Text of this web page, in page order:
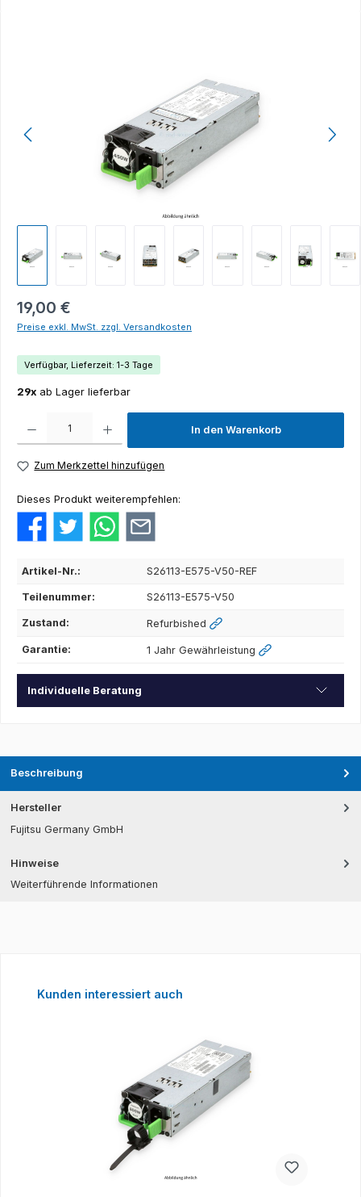
19,00 €
Preise exkl. MwSt. zzgl. Versandkosten
Verfügbar, Lieferzeit: 1-3 Tage
29x ab Lager lieferbar
In den Warenkorb
Zum Merkzettel hinzufügen
Dieses Produkt weiterempfehlen:
Artikel-Nr.: S26113-E575-V50-REF
Teilenummer: S26113-E575-V50
Zustand: Refurbished
Garantie: 1 Jahr Gewährleistung
Individuelle Beratung
Beschreibung
Hersteller
Fujitsu Germany GmbH
Hinweise
Weiterführende Informationen
Produktgalerie überspringen
Kunden interessiert auch